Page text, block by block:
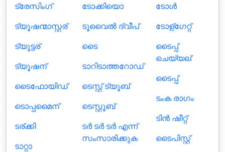
ട്രേസിംഗ്
ട്യൂഷന്മാസ്റ്റര്
ട്യൂട്ടര്
ട്യൂഷന്
ടൈഫോയിഡ്
ടൊപ്പമൈന്
ടര്ക്കി
ടാറ്റാ
ടോക്കിയൊ
ടൂവൈല്‍ ദ്വീപ്
ടൈ
ടാറിടാത്തറോഡ്
ടെസ്റ്റ് ട്യൂബ്
ടെസ്റ്റൂബ്
ടർ ടർ ടർ എന്ന്
സംസാരിക്കുക
ടോള്‍
ടോള്ഗേറ്റ്
ടൈപ്പ്
ചെയ്യല്
ടൈപ്പ്
ടംക രാഗം
ടിൻ ഷീറ്റ്
ടൈപിസ്റ്റ്